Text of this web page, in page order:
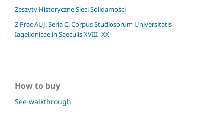
Zeszyty Historyczne Sieci Solidarności
Z Prac AUJ. Seria C. Corpus Studiosorum Universitatis
Iagellonicae in Saeculis XVIII–XX
How to buy
See walkthrough